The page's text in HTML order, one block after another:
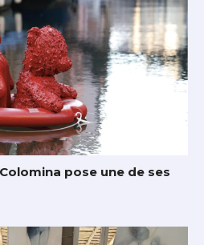
pose une de ses